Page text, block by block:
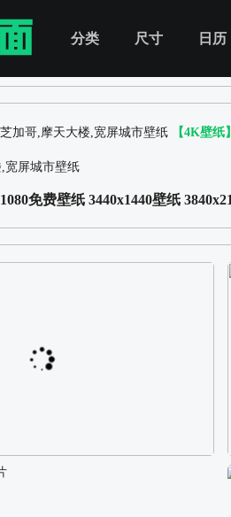
分类 尺寸 日历
加哥,摩天大楼,宽屏城市壁纸 【4K壁纸】
免费壁纸 3440x1440壁纸
纸